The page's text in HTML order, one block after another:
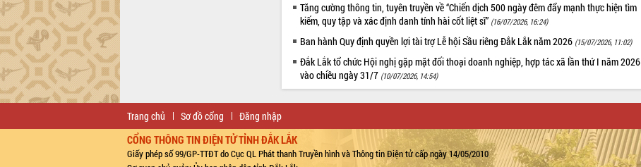
Tăng cường thông tin, tuyên truyền về “Chiến dịch 500 ngày đêm đẩy mạnh thực hiện tìm
kiếm, quy tập và xác định danh tính hài cốt liệt sĩ” (16/07/2026, 16:24)
Ban hành Quy định quyền lợi tài trợ Lễ hội Sầu riêng Đắk Lắk năm 2026 (15/07/2026, 11:02)
Đắk Lắk tổ chức Hội nghị gặp mặt đối thoại doanh nghiệp, hợp tác xã lần thứ I năm 2026
vào chiều ngày 31/7 (10/07/2026, 14:54)
Trang chủ Sơ đồ cổng Đăng nhập
CỔNG THÔNG TIN ĐIỆN TỬ TỈNH ĐẮK LẮK
Giấy phép số 99/GP-TTĐT do Cục QL Phát thanh Truyền hình và Thông tin Điện tử cấp ngày 14/05/2010